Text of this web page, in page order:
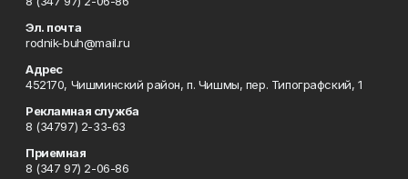
Эл. почта
rodnik-buh@mail.ru
Адрес
452170, Чишминский район, п. Чишмы, пер. Типографский, 1
Рекламная служба
8 (34797) 2-33-63
Приемная
8 (347 97) 2-06-86